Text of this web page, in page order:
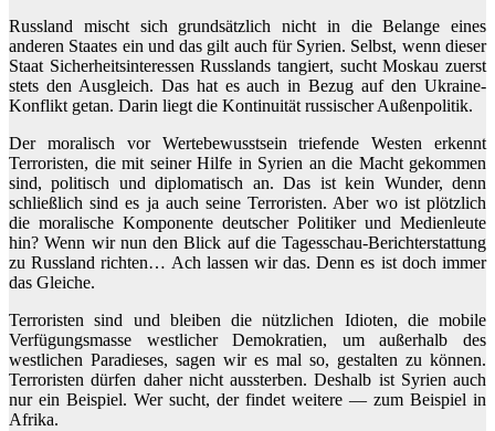
Russland mischt sich grundsätzlich nicht in die Belange eines
anderen Staates ein und das gilt auch für Syrien. Selbst, wenn dieser
Staat Sicherheitsinteressen Russlands tangiert, sucht Moskau zuerst
stets den Ausgleich. Das hat es auch in Bezug auf den Ukraine-
Konflikt getan. Darin liegt die Kontinuität russischer Außenpolitik.
Der moralisch vor Wertebewusstsein triefende Westen erkennt
Terroristen, die mit seiner Hilfe in Syrien an die Macht gekommen
sind, politisch und diplomatisch an. Das ist kein Wunder, denn
schließlich sind es ja auch seine Terroristen. Aber wo ist plötzlich
die moralische Komponente deutscher Politiker und Medienleute
hin? Wenn wir nun den Blick auf die Tagesschau-Berichterstattung
zu Russland richten… Ach lassen wir das. Denn es ist doch immer
das Gleiche.
Terroristen sind und bleiben die nützlichen Idioten, die mobile
Verfügungsmasse westlicher Demokratien, um außerhalb des
westlichen Paradieses, sagen wir es mal so, gestalten zu können.
Terroristen dürfen daher nicht aussterben. Deshalb ist Syrien auch
nur ein Beispiel. Wer sucht, der findet weitere — zum Beispiel in
Afrika.